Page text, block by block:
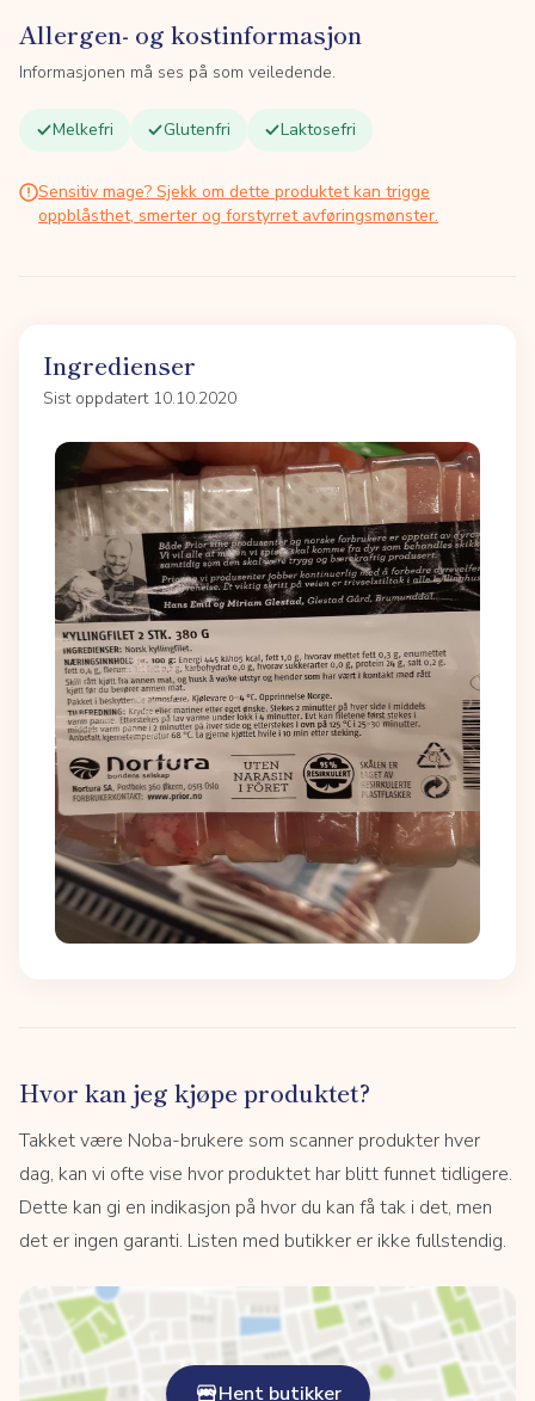
Allergen- og kostinformasjon
Informasjonen må ses på som veiledende.
Melkefri Glutenfri Laktosefri
Sensitiv mage? Sjekk om dette produktet kan trigge
oppblåsthet, smerter og forstyrret avføringsmønster.
Ingredienser
Sist oppdatert 10.10.2020
Hvor kan jeg kjøpe produktet?
Takket være Noba-brukere som scanner produkter hver
dag, kan vi ofte vise hvor produktet har blitt funnet tidligere.
Dette kan gi en indikasjon på hvor du kan få tak i det, men
det er ingen garanti. Listen med butikker er ikke fullstendig.
Hent butikker